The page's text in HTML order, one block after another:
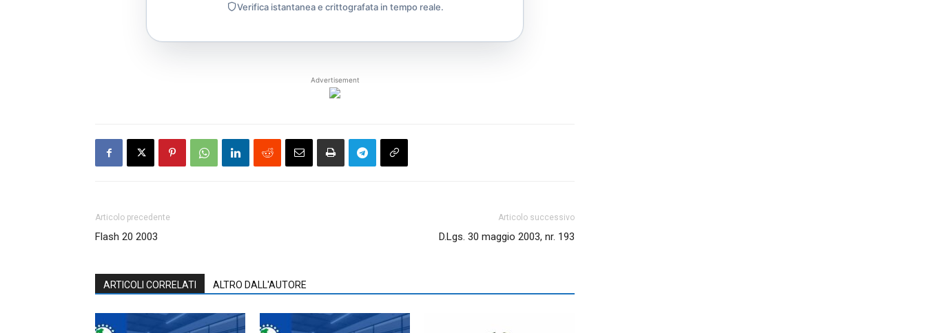
Verifica istantanea e crittografata in tempo reale.
Advertisement
Articolo precedente
Flash 20 2003
Articolo successivo
D.Lgs. 30 maggio 2003, nr. 193
ARTICOLI CORRELATI ALTRO DALL'AUTORE